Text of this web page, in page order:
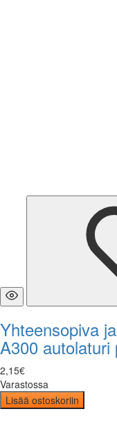
Yhteensopiva
A300 autolaturi
2,15€
Varastossa
Lisää ostoskoriin